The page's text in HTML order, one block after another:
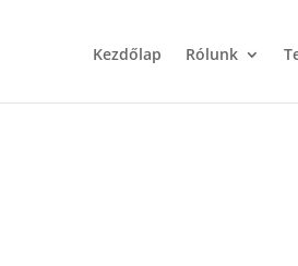
Kezdőlap Rólunk